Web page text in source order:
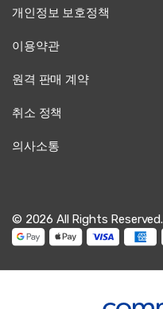
개인정보 보호정책
이용약관
원격 판매 계약
취소 정책
의사소통
© 2026 All Rights Reserved.